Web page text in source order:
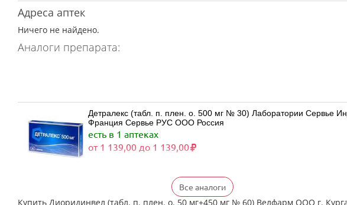
Адреса аптек
Ничего не найдено.
Аналоги препарата:
Детралекс (табл. п. плен. о. 500 мг № 30) Лаборатории Сервье
Франция Сервье РУС ООО Россия
есть в 1 аптеках
от 1 139,00 до 1 139,00
Детралекс (табл. п. плен. о. 500 мг № 60) Лаборатории Сервье
Франция Сервье РУС ООО Россия
Все аналоги
Купить Диоридинвел (табл. п. плен. о. 50 мг+450 мг № 60) Велфарм ООО г.